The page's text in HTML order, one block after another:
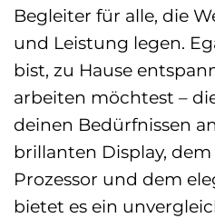
Begleiter für alle, die
und Leistung legen.
bist, zu Hause
arbeiten möchtest –
deinen Bedürfnissen
brillanten Display,
Prozessor und dem
bietet es ein